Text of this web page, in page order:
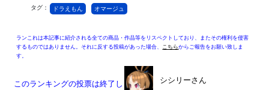
タグ： ドラえもん オマージュ
ランこれは本記事に紹介される全ての商品・作品等をリスペクトしており、またその権利を侵害
するものではありません。それに反する投稿があった場合、 こちらからご報告をお願い致しま
す。
このランキングの投票は終了し
シシリーさん